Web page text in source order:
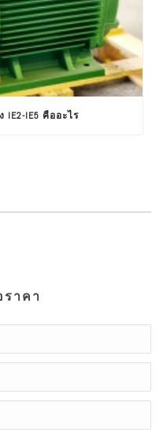
IE2-IE5 คืออะไร
ราคา